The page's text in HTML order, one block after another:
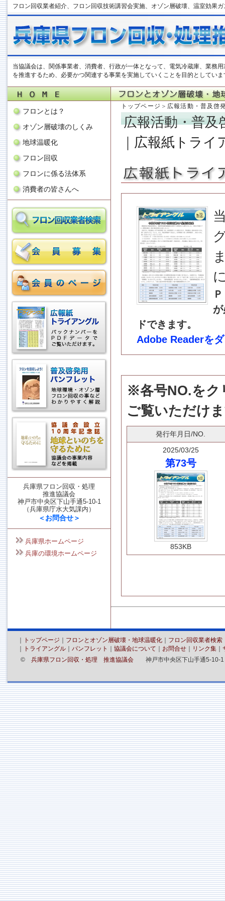
フロン回収業者紹介、フロン回収技術講習会実施、オゾン層破壊、温室効果ガ
当協議会は、関係事業者、消費者、行政が一体となって、電気冷蔵庫、業務
を推進するため、必要かつ関連する事業を実施していくことを目的としていま
フロンとは？
オゾン層破壊のしくみ
地球温暖化
フロン回収
フロンに係る法体系
消費者の皆さんへ
兵庫県フロン回収・処理
推進協議会
神戸市中央区下山手通5-10-1
（兵庫県庁水大気課内）
＜お問合せ＞
兵庫県ホームページ
兵庫の環境ホームページ
トップページ ＞ 広報活動・普及啓
広報活動・普及
広報紙トライ
ドできます。
Adobe Readerを
※各号NO.をク
ご覧いただけ
発行年月日/NO.
2025/03/25
第73号
853KB
トップページ フロンとオゾン層破壊・地球温暖化 フロン回収業者検索
トライアングル パンフレット 協議会について お問合せ リンク集
© 兵庫県フロン回収・処理 推進協議会 神戸市中央区下山手通5-10-1